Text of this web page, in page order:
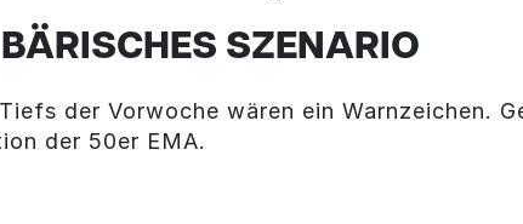
SZENARIO
der Vorwoche wären ein Warnzeichen.
der 50er EMA.